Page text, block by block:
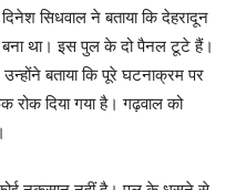
सिधवाल ने बताया कि देहरादून
बना था। इस पुल के दो पैनल टूटे हैं।
बताया कि पूरे घटनाक्रम पर
दिया गया है। गढ़वाल को